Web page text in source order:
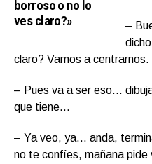
borroso o no lo
ves claro?»
–
claro? Vamos a centrarnos.
– Pues va a ser eso…
que tiene…
– Ya veo, ya… anda,
no te confíes, mañana